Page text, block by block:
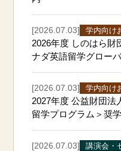
[2026.07.03] 学内向け
2026年度 しのはら財
ナダ英語留学グロー
[2026.07.03] 学内向け
2027年度 公益財団法
留学プログラム＞奨
[2026.07.03] 講演会・